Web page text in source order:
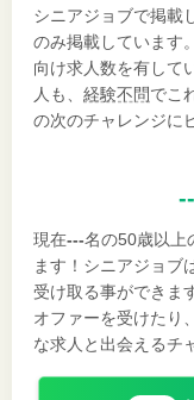
シニアジョブで掲載
のみ掲載しています
向け求人数を有して
人も、 経験不問でこ
の次のチャレンジに
現在---名の50歳以上
ます！シニアジョブ
受け取る事ができま
オファーを受けたり
な求人と出会えるチ